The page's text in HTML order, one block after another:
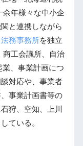
余年様々な中小企
と連携しながら
務事務所を独立
商工会議所、自治
業、事業計画につ
対応や、事業者
事業計画書等の
狩、空知、上川
ている。